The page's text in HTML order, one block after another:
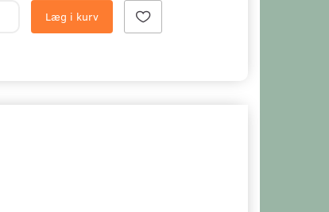
Læg i kurv